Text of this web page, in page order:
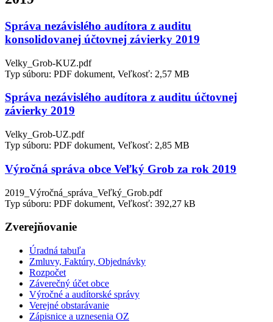
Správa nezávislého audítora z auditu
konsolidovanej účtovnej závierky 2019
Velky_Grob-KUZ.pdf
Typ súboru: PDF dokument, Veľkosť: 2,57 MB
Správa nezávislého audítora z auditu účtovnej
závierky 2019
Velky_Grob-UZ.pdf
Typ súboru: PDF dokument, Veľkosť: 2,85 MB
Výročná správa obce Veľký Grob za rok 2019
2019_Výročná_správa_Veľký_Grob.pdf
Typ súboru: PDF dokument, Veľkosť: 392,27 kB
Zverejňovanie
Úradná tabuľa
Zmluvy, Faktúry, Objednávky
Rozpočet
Záverečný účet obce
Výročné a audítorské správy
Verejné obstarávanie
Zápisnice a uznesenia OZ